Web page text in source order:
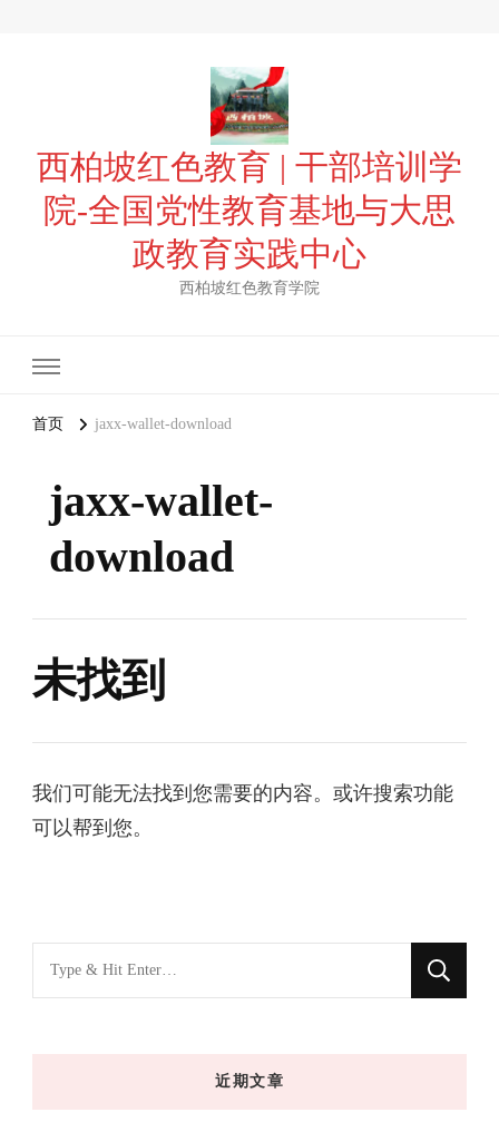
西柏坡红色教育 | 干部培训学
院-全国党性教育基地与大思
政教育实践中心
西柏坡红色教育学院
首页 jaxx-wallet-download
jaxx-wallet-
download
未找到
我们可能无法找到您需要的内容。或许搜索功能
可以帮到您。
找
什
近期文章